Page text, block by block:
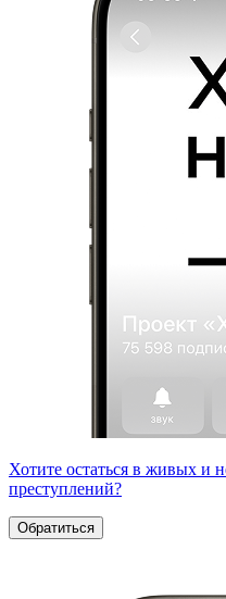
Хотите остаться в живых и
преступлений?
Обратиться